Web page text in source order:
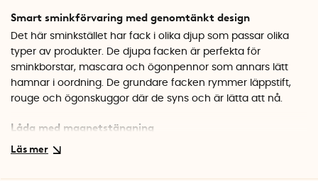
Smart sminkförvaring med genomtänkt design
Det här sminkstället har fack i olika djup som passar olika
typer av produkter. De djupa facken är perfekta för
sminkborstar, mascara och ögonpennor som annars lätt
hamnar i oordning. De grundare facken rymmer läppstift,
rouge och ögonskuggor där de syns och är lätta att nå.
Låda med magnetstängning
På sidan finns en utdragbar låda som hålls på plats med